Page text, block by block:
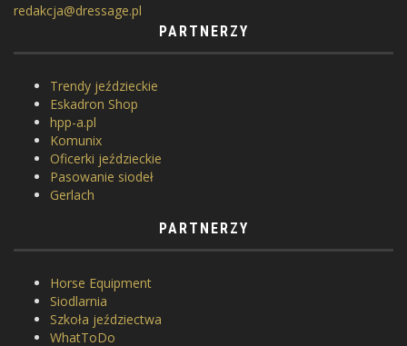
redakcja@dressage.pl
PARTNERZY
Trendy jeździeckie
Eskadron Shop
hpp-a.pl
Komunix
Oficerki jeździeckie
Pasowanie siodeł
Gerlach
PARTNERZY
Horse Equipment
Siodlarnia
Szkoła jeździectwa
WhatToDo